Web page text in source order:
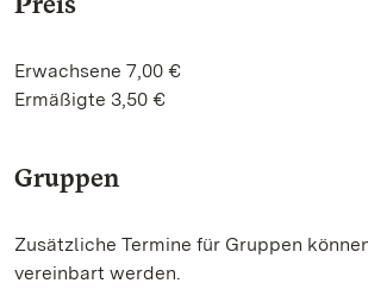
Erwachsene 7,00 €
Ermäßigte 3,50 €
Gruppen
Zusätzliche Termine für Gruppen
vereinbart werden.